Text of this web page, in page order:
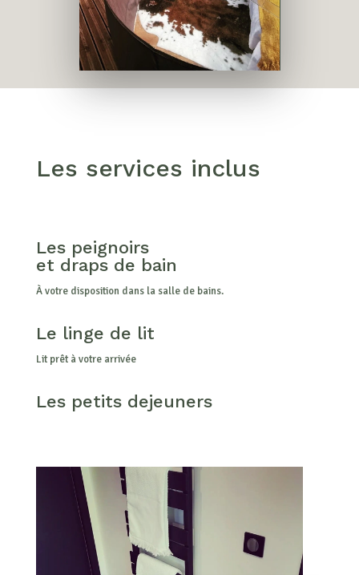
Les services inclus
Les peignoirs
et draps de bain
À votre disposition dans la salle de bains.
Le linge de lit
Lit prêt à votre arrivée
Les petits dejeuners